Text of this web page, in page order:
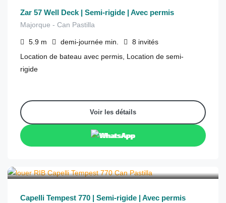
Zar 57 Well Deck | Semi-rigide | Avec permis
Majorque - Can Pastilla
5.9 m demi-journée min. 8 invités
Location de bateau avec permis, Location de semi-
rigide
Voir les détails
WhatsApp
Capelli Tempest 770 | Semi-rigide | Avec permis